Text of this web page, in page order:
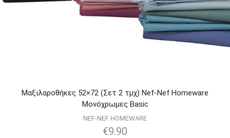
Μαξιλαροθήκες 52×72 (Σετ 2 τμχ) Nef-Nef Homeware
Μονόχρωμες Basic
NEF-NEF HOMEWARE
€9.90